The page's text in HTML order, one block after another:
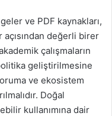
ve PDF kaynakları,
açısından değerli birer
çalışmaların
geliştirilmesine
ve ekosistem
Doğal
kullanımına dair